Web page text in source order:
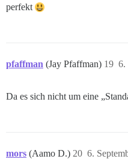
perfekt
pfaffman (Jay Pfaffman) 6.
19
Da es sich nicht um eine
mors (Aamo D.) 6.
20